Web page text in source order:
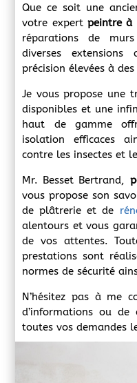
Que ce soit une
votre expert peintre à
réparations de
diverses
précision élevées à
Je vous propose une
disponibles et une
haut de gamme
isolation efficaces
contre les insectes et
Mr. Besset Bertrand,
vous propose son
de plâtrerie et de
alentours et vous
de vos attentes.
prestations sont
normes de sécurité
N’hésitez pas à me
d’informations ou
toutes vos demandes